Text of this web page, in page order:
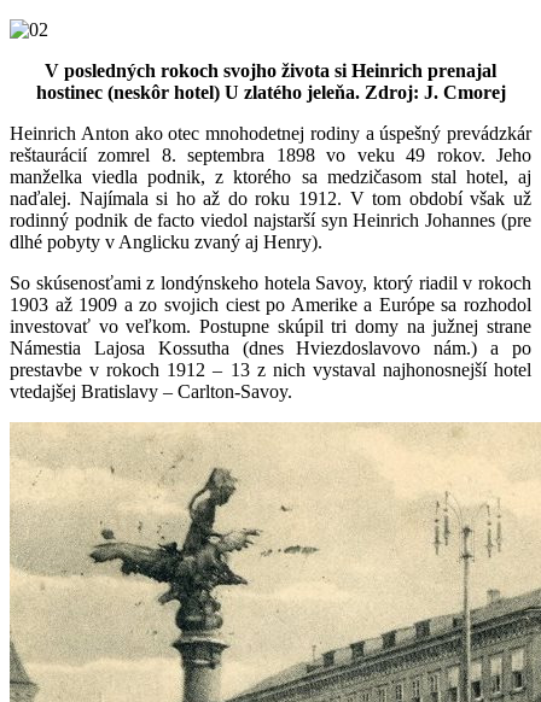
V posledných rokoch svojho života si Heinrich prenajal
hostinec (neskôr hotel) U zlatého jeleňa. Zdroj: J. Cmorej
Heinrich Anton ako otec mnohodetnej rodiny a úspešný prevádzkár
reštaurácií zomrel 8. septembra 1898 vo veku 49 rokov. Jeho
manželka viedla podnik, z ktorého sa medzičasom stal hotel, aj
naďalej. Najímala si ho až do roku 1912. V tom období však už
rodinný podnik de facto viedol najstarší syn Heinrich Johannes (pre
dlhé pobyty v Anglicku zvaný aj Henry).
So skúsenosťami z londýnskeho hotela Savoy, ktorý riadil v rokoch
1903 až 1909 a zo svojich ciest po Amerike a Európe sa rozhodol
investovať vo veľkom. Postupne skúpil tri domy na južnej strane
Námestia Lajosa Kossutha (dnes Hviezdoslavovo nám.) a po
prestavbe v rokoch 1912 – 13 z nich vystaval najhonosnejší hotel
vtedajšej Bratislavy – Carlton-Savoy.